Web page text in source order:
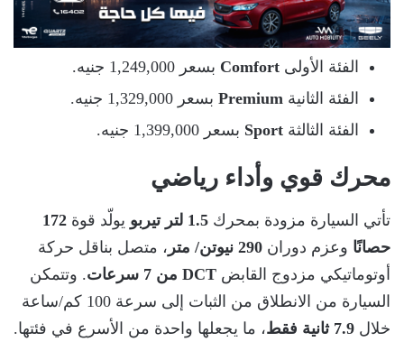
الفئة الأولى Comfort بسعر 1,249,000 جنيه.
الفئة الثانية Premium بسعر 1,329,000 جنيه.
الفئة الثالثة Sport بسعر 1,399,000 جنيه.
محرك قوي وأداء رياضي
تأتي السيارة مزودة بمحرك 1.5 لتر تيربو يولّد قوة 172
حصانًا وعزم دوران 290 نيوتن/ متر
، متصل بناقل حركة
أوتوماتيكي مزدوج القابض DCT من 7 سرعات
. وتتمكن
السيارة من الانطلاق من الثبات إلى سرعة 100 كم/ساعة
خلال 7.9 ثانية فقط ، ما يجعلها واحدة من الأسرع في فئتها.